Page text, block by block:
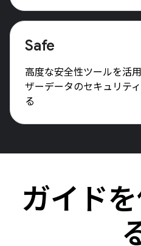
Safe
高度な安全性ツールを活
ザーデータのセキュリテ
る
ガイド